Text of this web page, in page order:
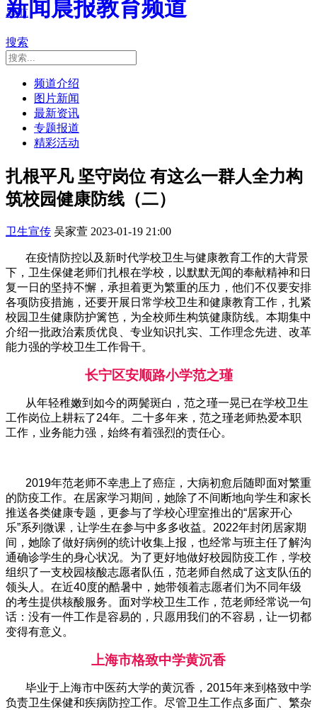
导航
新闻晨报教育频道
搜索
频道介绍
图片新闻
最新资讯
专题报道
精彩活动
扎根平凡 坚守岗位 有这么一群人全力构
筑校园健康防线（二）
卫生宣传 吴家萱 2023-01-19 21:00
在疫情防控以及新时代学校卫生与健康教育工作的大背景
下，卫生保健老师们扎根在学校，以默默无闻的奉献精神和日
复一日的坚持不懈，承担着更为繁重的压力，他们不仅要安排
各项防疫措施，还要开展日常学校卫生和健康教育工作，扎紧
校园卫生健康防护篱笆，为全校师生构筑健康防线。本期集中
介绍一批政治素质优良、专业知识扎实、工作理念先进、改革
能力强的学校卫生工作骨干。
长宁区安顺路小学范之瑾
从年轻稚嫩到如今的两鬓斑白，范之瑾一晃已在学校卫生
工作岗位上耕耘了24年。二十多年来，范之瑾老师热爱本职
工作，业务能力强，始终有着强烈的责任心。
2019年范老师不幸患上了癌症，大病初愈后随即面对繁重
的防疫工作。在居家学习期间，她除了不间断地向学生和家长
推送各类健康专题，更参与了学校心理室推出的“居家开心
乐”系列微课，让学生在参与中多多收益。2022年封闭居家期
间，她除了做好病例的统计收集上报，也经常与班主任了解沟
通确诊学生的身心状况。为了更好地做好校园防疫工作，学校
组织了一支校园核酸志愿者队伍，范老师自然成了这支队伍的
领头人。在近40度的酷暑中，她带领着志愿者们为不同年级
的考生提供核酸服务。面对学校卫生工作，范老师经常说一句
话：没有一件工作是容易的，只愿用我们的不容易，让一切都
变得有意义。
上海市格致中学黄沉香
毕业于上海市中医药大学的黄沉香，2015年来到格致中学
负责卫生保健和疾病防控工作。尽管卫生工作点多面广、繁杂